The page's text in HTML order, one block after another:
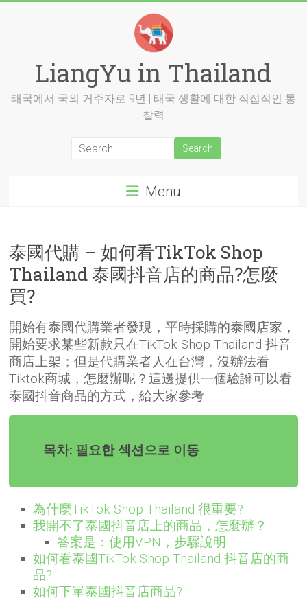
LiangYu in Thailand
태국에서 국외 거주자로 9년 | 태국 생활에 대한 직접적인 통
찰력
Menu
泰國代購 – 如何看TikTok Shop
Thailand 泰國抖音店的商品?怎麼
買?
開始有泰國代購業者發現，平時採購的泰國店家，
開始要求某些新款只在TikTok Shop Thailand 抖音
商店上架；但是代購業者人在台灣，沒辦法看
Tiktok商城，怎麼辦呢？這邊提供一個驗證可以看
泰國抖音商品的方式，給大家參考
목차: 필요한 섹션으로 이동
為什麼TikTok Shop Thailand 很重要?
我開不了泰國抖音店上的商品，怎麼辦？
答案是：使用VPN，步驟說明
如何看泰國TikTok Shop Thailand 抖音店的商
品?
如何下單泰國抖音店商品?